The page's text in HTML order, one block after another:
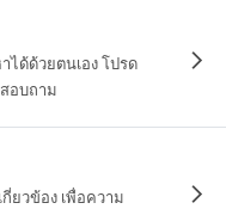
ด้ด้วยตนเอง โปรด
อบถาม
ยวข้อง เพื่อความ